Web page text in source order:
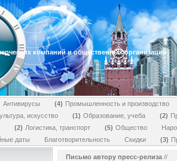
компаний и общественных организаций
Антивирусы 4
Промышленность и производство
искусство 1 Образование, учеба 2
2 Логистика, транспорт 5 Общество
даты Благотворительность Скидки 3
Письмо автору пресс-релиза //